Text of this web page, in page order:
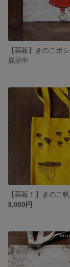
展示中
3,000円